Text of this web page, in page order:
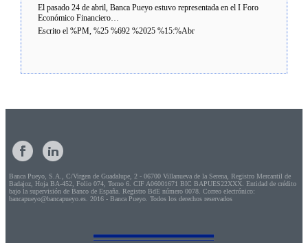
El pasado 24 de abril, Banca Pueyo estuvo representada en el I Foro
Económico Financiero…
Escrito el %PM, %25 %692 %2025 %15:%Abr
Banca Pueyo, S.A., C/Virgen de Guadalupe, 2 - 06700 Villanueva de la Serena, Registro Mercantil de
Badajoz, Hoja BA-452, Folio 074, Tomo 6. CIF A06001671 BIC BAPUES22XXX. Entidad de crédito
bajo la supervisión de Banco de España. Registro BdE número 0078. Correo electrónico:
bancapueyo@bancapueyo.es. 2016 - Banca Pueyo. Todos los derechos reservados